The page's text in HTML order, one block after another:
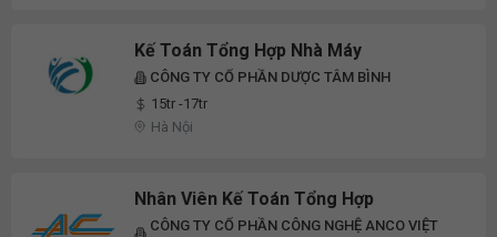
Kế Toán Tổng Hợp Nhà Máy
CÔNG TY CỔ PHẦN DƯỢC TÂM BÌNH
15tr -17tr
Hà Nội
Nhân Viên Kế Toán Tổng Hợp
CÔNG TY CỔ PHẦN CÔNG NGHỆ ANCO VIỆT